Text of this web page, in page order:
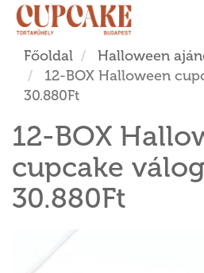
Főoldal
Halloween
12-BOX Halloween
30.880Ft
12-BOX
cupcake
30.880Ft